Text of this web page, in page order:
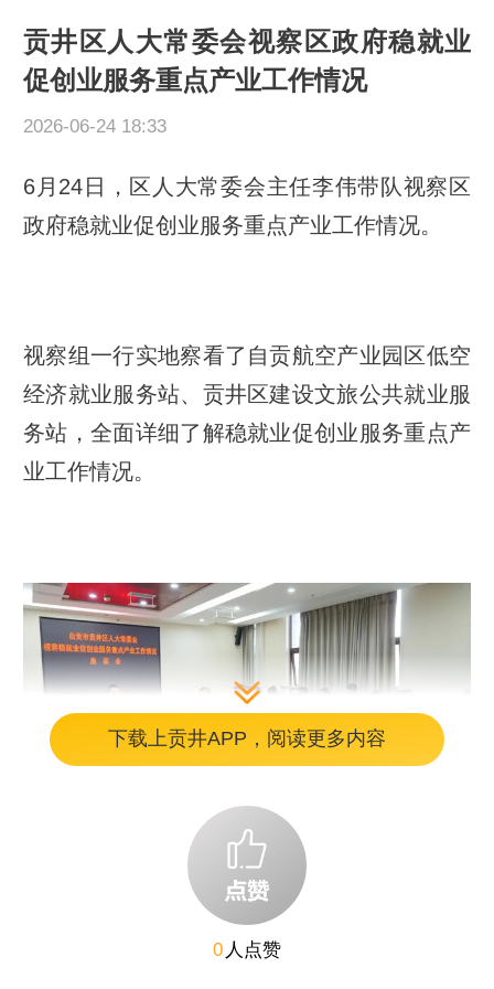
贡井区人大常委会视察区政府稳就业
促创业服务重点产业工作情况
2026-06-24 18:33
6月24日，区人大常委会主任李伟带队视察区
政府稳就业促创业服务重点产业工作情况。
视察组一行实地察看了自贡航空产业园区低空
经济就业服务站、贡井区建设文旅公共就业服
务站，全面详细了解稳就业促创业服务重点产
业工作情况。
下载上贡井APP，阅读更多内容
0 人点赞